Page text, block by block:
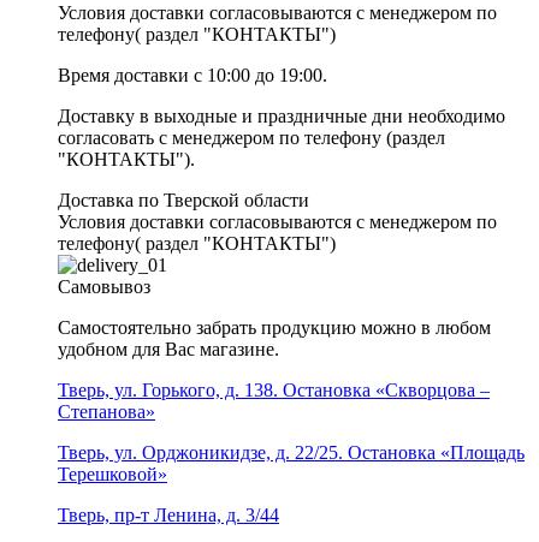
Условия доставки согласовываются с менеджером по
телефону( раздел "КОНТАКТЫ")
Время доставки с 10:00 до 19:00.
Доставку в выходные и праздничные дни необходимо
согласовать с менеджером по телефону (раздел
"КОНТАКТЫ").
Доставка по Тверской области
Условия доставки согласовываются с менеджером по
телефону( раздел "КОНТАКТЫ")
Самовывоз
Самостоятельно забрать продукцию можно в любом
удобном для Вас магазине.
Тверь, ул. Горького, д. 138. Остановка «Скворцова –
Степанова»
Тверь, ул. Орджоникидзе, д. 22/25. Остановка «Площадь
Терешковой»
Тверь, пр-т Ленина, д. 3/44